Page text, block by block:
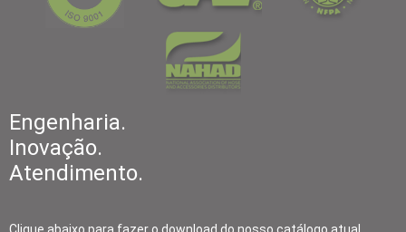
Engenharia.
Inovação.
Atendimento.